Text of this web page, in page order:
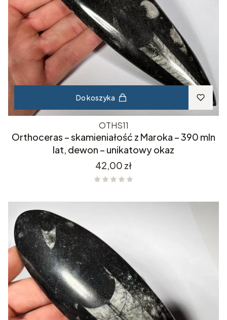
Do koszyka
OTHS11
Orthoceras – skamieniałość z Maroka – 390 mln
lat, dewon – unikatowy okaz
Cena
42,00 zł